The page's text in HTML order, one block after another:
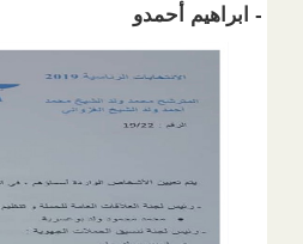
- ابراهيم أحمدو